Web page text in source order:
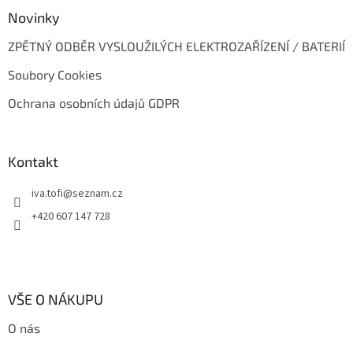
Novinky
ZPĚTNÝ ODBĚR VYSLOUŽILÝCH ELEKTROZAŘÍZENÍ / BATERIÍ
Soubory Cookies
Ochrana osobních údajů GDPR
Kontakt
iva.tofi@seznam.cz
+420 607 147 728
VŠE O NÁKUPU
O nás